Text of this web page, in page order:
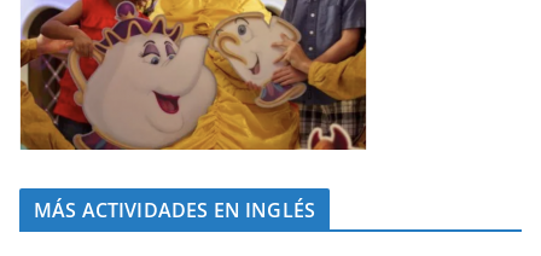
MÁS ACTIVIDADES EN INGLÉS